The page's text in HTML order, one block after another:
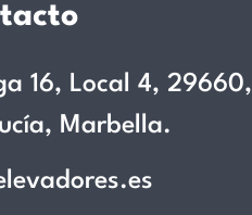
16, Local 4, 29660,
Marbella.